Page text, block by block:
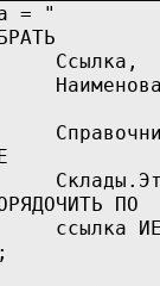
= "
ПО
ссылка